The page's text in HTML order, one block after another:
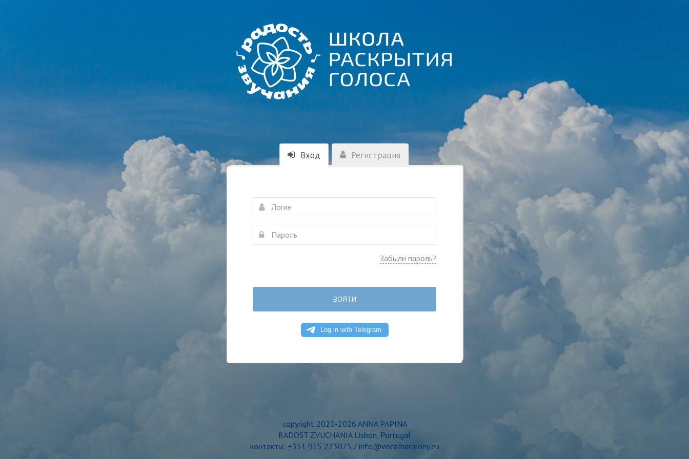
Вход Регистрация
Забыли пароль?
ВОЙТИ
copyright 2020-2026 ANNA PAPINA
RADOST ZVUCHANIA Lisbon, Portugal
контакты: +351 915 223075 / info@vocalharmony.eu